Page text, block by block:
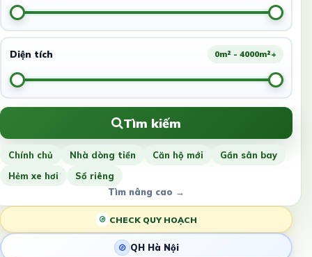
Diện tích 0m² - 4000m²+
Tìm kiếm
Chính chủ Nhà dòng tiền Căn hộ mới
Gần sân bay
Hẻm xe hơi
Sổ riêng
Tìm nâng cao →
CHECK QUY HOẠCH
QH Hà Nội